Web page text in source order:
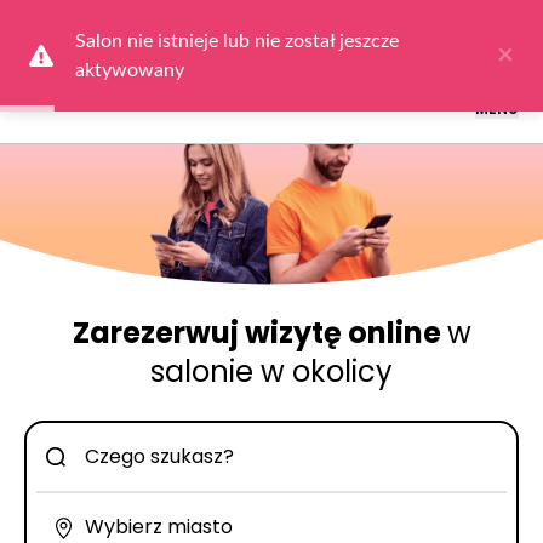
wybierzZaloguj się
MENU
Zarezerwuj wizytę onlinew
salonie w okolicy
Salon nie istnieje lub nie został jeszcze
aktywowany
×